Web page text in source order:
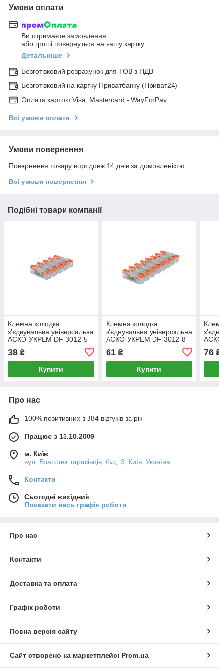
Умови оплати
Ви отримаєте замовлення
або гроші повернуться на вашу картку
Детальніше
Безготівковий розрахунок для ТОВ з ПДВ
Безготівковий на картку Приватбанку (Приват24)
Оплата картою Visa, Mastercard - WayForPay
Всі умови оплати
Умови повернення
Повернення товару впродовж 14 днів за домовленістю
Всі умови повернення
Подібні товари компанії
Клемна колодка
з’єднувальна універсальна
АСКО-УКРЕМ DF-3012-5
(A0130010208)
38 ₴
Купити
Клемна колодка
з’єднувальна універсальна
АСКО-УКРЕМ DF-3012-8
(A0130010209)
61₴
Купити
76
Про нас
100% позитивних з 384 відгуків за рік
Працює з 13.10.2009
м. Київ
вул. Братства тарасівців, буд. 3, Київ, Україна
Контакти
Сьогодні вихідний
Показати весь графік роботи
Про нас
Контакти
Доставка та оплата
Графік роботи
Повна версія сайту
Сайт створено на маркетплейсі Prom.ua